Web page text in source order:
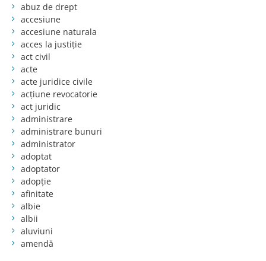
abuz de drept
accesiune
accesiune naturala
acces la justiție
act civil
acte
acte juridice civile
acțiune revocatorie
act juridic
administrare
administrare bunuri
administrator
adoptat
adoptator
adopție
afinitate
albie
albii
aluviuni
amendă